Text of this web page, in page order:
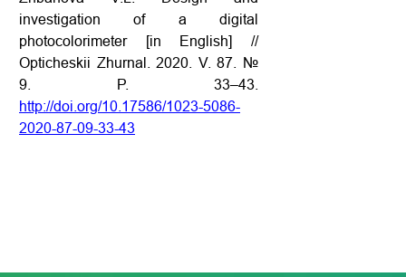
investigation of a digital
photocolorimeter [in English] //
Opticheskii Zhurnal. 2020. V. 87. №
9. P. 33–43.
http://doi.org/10.17586/1023-5086-
2020-87-09-33-43